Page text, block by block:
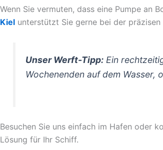
Wenn Sie vermuten, dass eine Pumpe an
Kiel unterstützt Sie gerne bei der
Unser Werft-Tipp: Ein
Wochenenden auf dem Wasser,
Besuchen Sie uns einfach im Hafen oder
Lösung für Ihr Schiff.